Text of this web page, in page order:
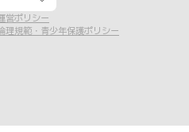
営ポリシー
理規範・青少年保護ポリシー